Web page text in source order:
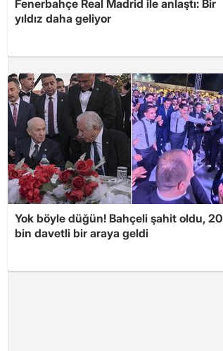
Fenerbahçe Real Madrid ile anlaştı: Bir
yıldız daha geliyor
Yok böyle düğün! Bahçeli şahit oldu, 20
bin davetli bir araya geldi